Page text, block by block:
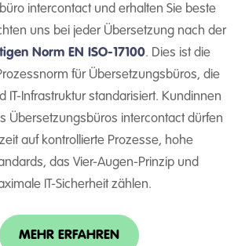
intercontact und erhalten Sie beste
uns bei jeder Übersetzung nach der
Norm EN ISO-17100. Dies ist die
für Übersetzungsbüros, die
IT-Infrastruktur standarisiert. Kundinnen
Übersetzungsbüros intercontact dürfen
auf kontrollierte Prozesse, hohe
das Vier-Augen-Prinzip und
IT-Sicherheit zählen.
MEHR ERFAHREN